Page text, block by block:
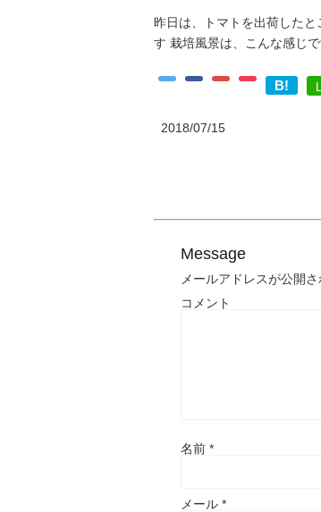
昨日は、トマトを出荷した
す 栽培風景は、こんな感じ
B!
2018/07/15
Message
メールアドレスが公開
コメント
名前 *
メール *